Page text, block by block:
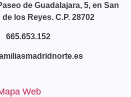
de Guadalajara, 5, en San
los Reyes. C.P. 28702
665.653.152
Web